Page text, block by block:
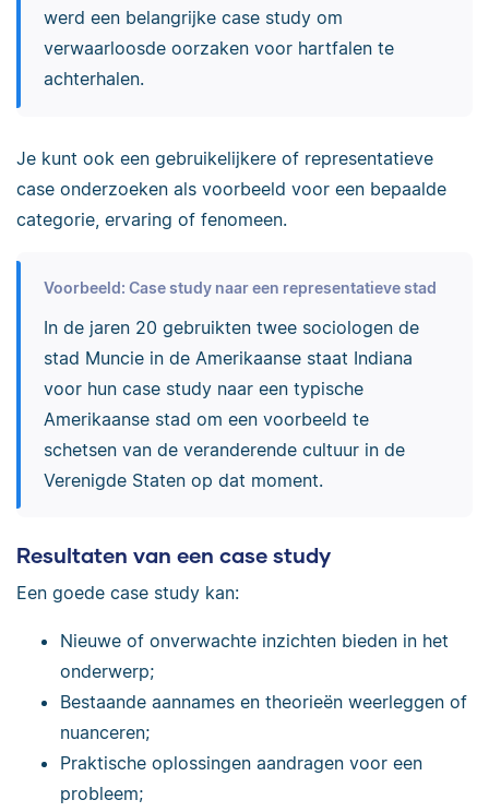
werd een belangrijke case study om
verwaarloosde oorzaken voor hartfalen te
achterhalen.
Je kunt ook een gebruikelijkere of representatieve
case onderzoeken als voorbeeld voor een bepaalde
categorie, ervaring of fenomeen.
Voorbeeld: Case study naar een representatieve stad
In de jaren 20 gebruikten twee sociologen de
stad Muncie in de Amerikaanse staat Indiana
voor hun case study naar een typische
Amerikaanse stad om een voorbeeld te
schetsen van de veranderende cultuur in de
Verenigde Staten op dat moment.
Resultaten van een case study
Een goede case study kan:
Nieuwe of onverwachte inzichten bieden in het
onderwerp;
Bestaande aannames en theorieën weerleggen of
nuanceren;
Praktische oplossingen aandragen voor een
probleem;